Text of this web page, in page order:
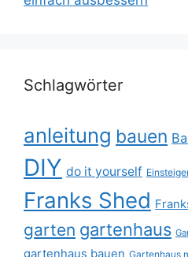
Schlagwörter
anleitung bauen
DIY do it yourself
Franks Shed
garten gartenhaus
gartenhaus bauen Gartenhaus